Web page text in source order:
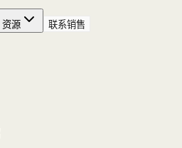
资源
联系销售